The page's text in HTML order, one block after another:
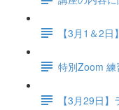
【3月1＆2
特別Zoom 練
【3月29日